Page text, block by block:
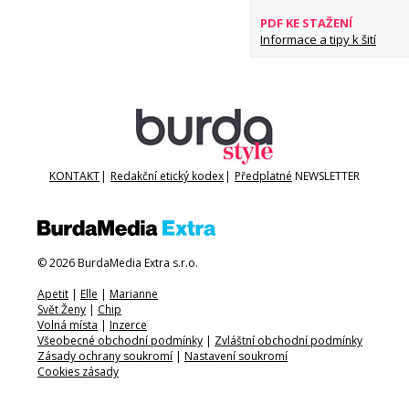
PDF KE STAŽENÍ
Informace a tipy k šití
KONTAKT| Redakční etický kodex| Předplatné NEWSLETTER
© 2026 BurdaMedia Extra s.r.o.
Apetit | Elle | Marianne
Svět Ženy | Chip
Volná místa | Inzerce
Všeobecné obchodní podmínky | Zvláštní obchodní podmínky
Zásady ochrany soukromí | Nastavení soukromí
Cookies zásady